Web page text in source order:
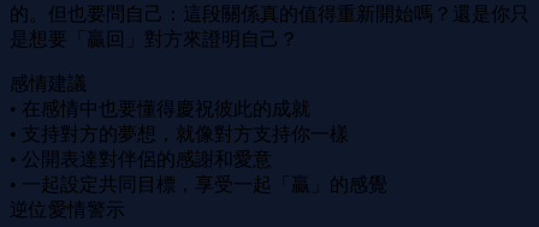
的。但也要問自己：這段關係真的值得重新開始嗎？還是你只
是想要「贏回」對方來證明自己？
感情建議
• 在感情中也要懂得慶祝彼此的成就
• 支持對方的夢想，就像對方支持你一樣
• 公開表達對伴侶的感謝和愛意
• 一起設定共同目標，享受一起「贏」的感覺
逆位愛情警示